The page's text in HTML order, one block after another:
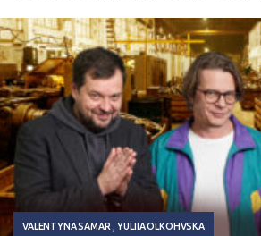
VALENTYNA SAMAR YULIIA OLKOHVSKA